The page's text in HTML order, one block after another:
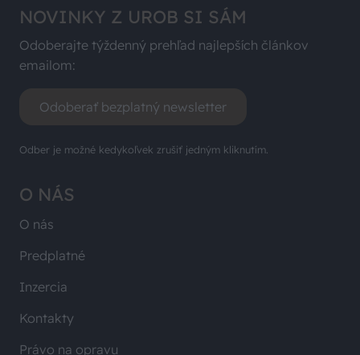
O NÁS
O nás
Predplatné
Inzercia
Kontakty
Právo na opravu
NOVINKY Z UROB SI SÁM
Odoberajte týždenný prehľad najlepších článkov
emailom:
Odoberať bezplatný newsletter
Odber je možné kedykoľvek zrušiť jedným kliknutím.